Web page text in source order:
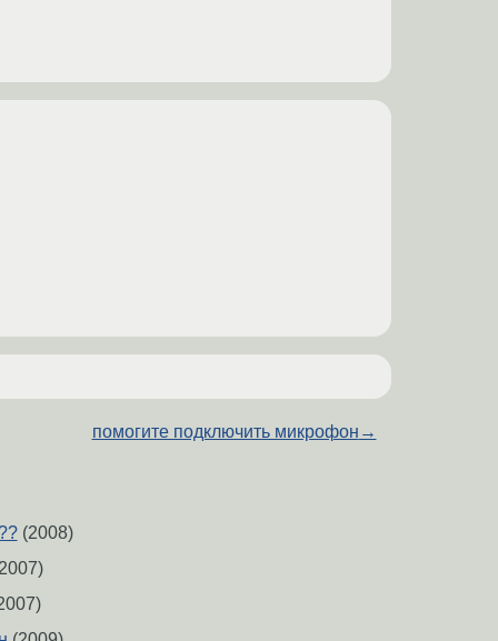
помогите подключить микрофон →
(2008)